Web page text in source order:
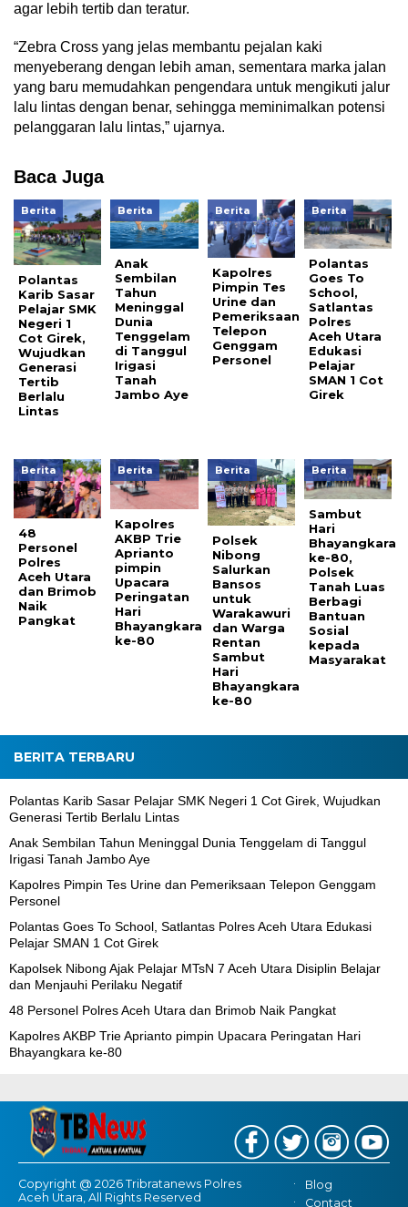
agar lebih tertib dan teratur.
“Zebra Cross yang jelas membantu pejalan kaki
menyeberang dengan lebih aman, sementara marka jalan
yang baru memudahkan pengendara untuk mengikuti jalur
lalu lintas dengan benar, sehingga meminimalkan potensi
pelanggaran lalu lintas,” ujarnya.
Baca Juga
Berita
Polantas
Karib Sasar
Pelajar SMK
Negeri 1
Cot Girek,
Wujudkan
Generasi
Tertib
Berlalu
Lintas
Berita
Anak
Sembilan
Tahun
Meninggal
Dunia
Tenggelam
di Tanggul
Irigasi
Tanah
Jambo Aye
Berita
Kapolres
Pimpin Tes
Urine dan
Pemeriksaan
Telepon
Genggam
Personel
Berita
Polantas
Goes To
School,
Satlantas
Polres
Aceh Utara
Edukasi
Pelajar
SMAN 1 Cot
Girek
Berita
48
Personel
Polres
Aceh Utara
dan Brimob
Naik
Pangkat
Berita
Kapolres
AKBP Trie
Aprianto
pimpin
Upacara
Peringatan
Hari
Bhayangkara
ke-80
Berita
Polsek
Nibong
Salurkan
Bansos
untuk
Warakawuri
dan Warga
Rentan
Sambut
Hari
Bhayangkara
ke-80
Berita
Sambut
Hari
Bhayangkara
ke-80,
Polsek
Tanah Luas
Berbagi
Bantuan
Sosial
kepada
Masyarakat
BERITA TERBARU
Polantas Karib Sasar Pelajar SMK Negeri 1 Cot Girek, Wujudkan
Generasi Tertib Berlalu Lintas
Anak Sembilan Tahun Meninggal Dunia Tenggelam di Tanggul
Irigasi Tanah Jambo Aye
Kapolres Pimpin Tes Urine dan Pemeriksaan Telepon Genggam
Personel
Polantas Goes To School, Satlantas Polres Aceh Utara Edukasi
Pelajar SMAN 1 Cot Girek
Kapolsek Nibong Ajak Pelajar MTsN 7 Aceh Utara Disiplin Belajar
dan Menjauhi Perilaku Negatif
48 Personel Polres Aceh Utara dan Brimob Naik Pangkat
Kapolres AKBP Trie Aprianto pimpin Upacara Peringatan Hari
Bhayangkara ke-80
Copyright @ 2026 Tribratanews Polres
Aceh Utara, All Rights Reserved
Blog
Contact